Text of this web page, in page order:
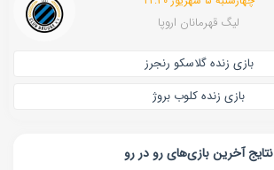
لیگ قهرمانان اروپا
بازی زنده گلاسکو رنجرز
بازی زنده کلوب بروژ
نتایج آخرین بازی‌های رو در رو